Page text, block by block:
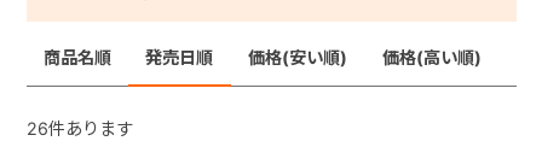
商品名順 発売日順 価格(安い順) 価格(高い順)
26件あります